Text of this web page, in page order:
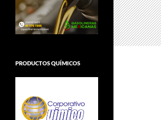
PRODUCTOS QUÍMICOS